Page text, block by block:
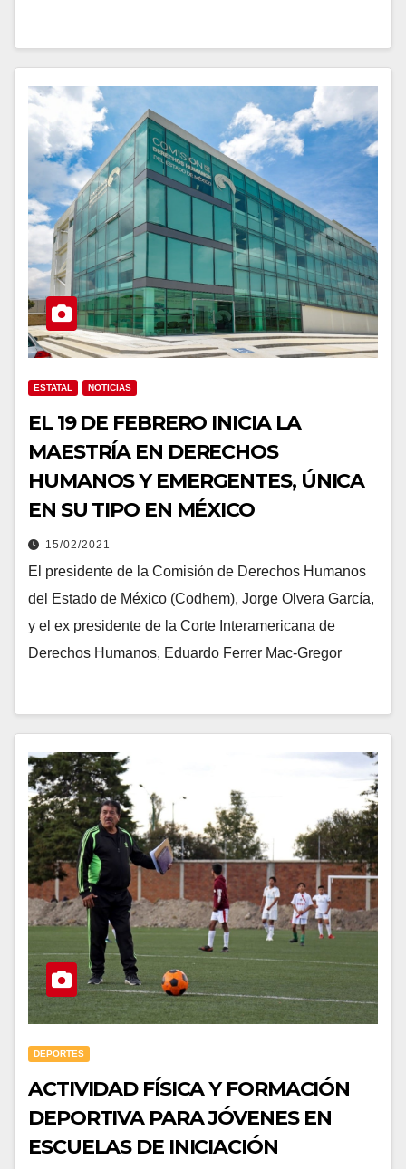
ESTATAL NOTICIAS
EL 19 DE FEBRERO INICIA LA
MAESTRÍA EN DERECHOS
HUMANOS Y EMERGENTES, ÚNICA
EN SU TIPO EN MÉXICO
15/02/2021
El presidente de la Comisión de Derechos Humanos
del Estado de México (Codhem), Jorge Olvera García,
y el ex presidente de la Corte Interamericana de
Derechos Humanos, Eduardo Ferrer Mac-Gregor
DEPORTES
ACTIVIDAD FÍSICA Y FORMACIÓN
DEPORTIVA PARA JÓVENES EN
ESCUELAS DE INICIACIÓN